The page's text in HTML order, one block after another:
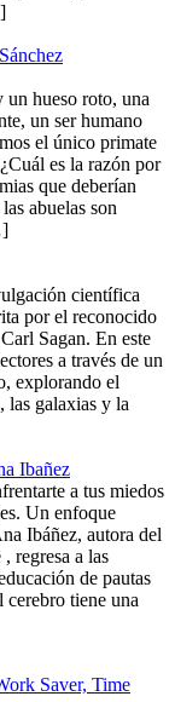
un hueso roto, una
un ser humano
el único primate
es la razón por
que deberían
abuelas son
científica
por el reconocido
Sagan. En este
a través de un
explorando el
las galaxias y la
Ibañez
a tus miedos
Un enfoque
Ibáñez, autora del
regresa a las
de pautas
cerebro tiene una